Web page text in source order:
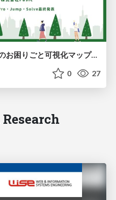
City share map -自治体のお困りごと可視化マップ-（最終発表）／City share map - Visualized map of municipal problems -
0 27